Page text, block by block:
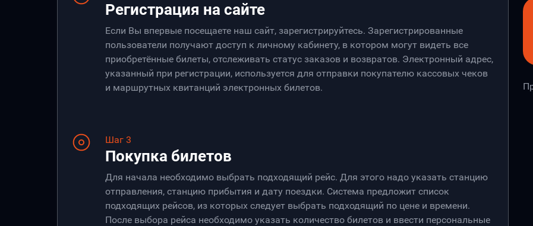
Регистрация на сайте
Если Вы впервые посещаете наш сайт, зарегистрируйтесь. Зарегистрированные
пользователи получают доступ к личному кабинету, в котором могут видеть все
приобретённые билеты, отслеживать статус заказов и возвратов. Электронный адрес,
указанный при регистрации, используется для отправки покупателю кассовых чеков
и маршрутных квитанций электронных билетов.
Шаг 3
Покупка билетов
Для начала необходимо выбрать подходящий рейс. Для этого надо указать станцию
отправления, станцию прибытия и дату поездки. Система предложит список
подходящих рейсов, из которых следует выбрать подходящий по цене и времени.
После выбора рейса необходимо указать количество билетов и ввести персональные